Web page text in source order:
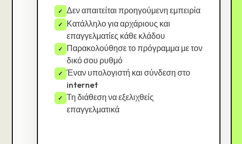
✓ Δεν απαιτείται προηγούμενη εμπειρία
✓
Κατάλληλο για αρχάριους και
επαγγελματίες κάθε κλάδου
✓
Παρακολούθησε το πρόγραμμα με τον
δικό σου ρυθμό
✓
Έναν υπολογιστή και σύνδεση στο
internet
✓
Τη διάθεση να εξελιχθείς
επαγγελματικά